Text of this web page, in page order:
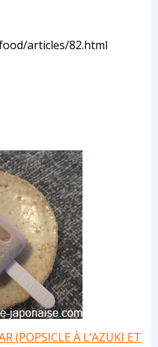
articles/82.html
(POPSICLE À L’AZUKI ET